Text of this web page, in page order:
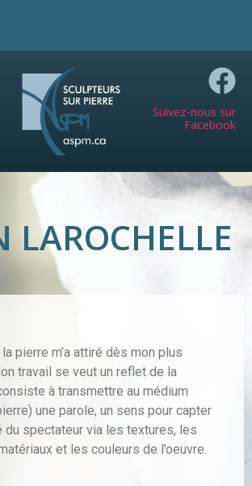
Suivez-nous sur
Facebook
LAROCHELLE
pierre m’a attiré dès mon plus
travail se veut un reflet de la
à transmettre au médium
une parole, un sens pour capter
du spectateur via les textures, les
et les couleurs de l’oeuvre.